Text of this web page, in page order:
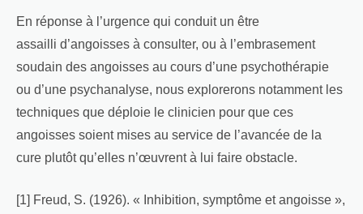
En réponse à l’urgence qui conduit un être
assailli d’angoisses à consulter, ou à l’embrasement
soudain des angoisses au cours d’une psychothérapie
ou d’une psychanalyse, nous explorerons notamment les
techniques que déploie le clinicien pour que ces
angoisses soient mises au service de l’avancée de la
cure plutôt qu’elles n’œuvrent à lui faire obstacle.
[1] Freud, S. (1926). « Inhibition, symptôme et angoisse »,